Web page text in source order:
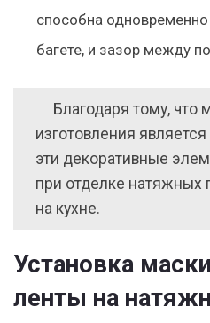
способна
багете, и зазор между
Благодаря тому, что
изготовления
эти декоративные
при отделке натяжных
на кухне.
Установка
ленты на